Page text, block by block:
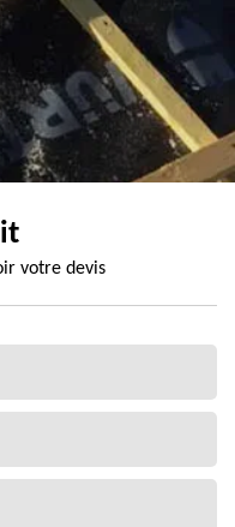
votre devis